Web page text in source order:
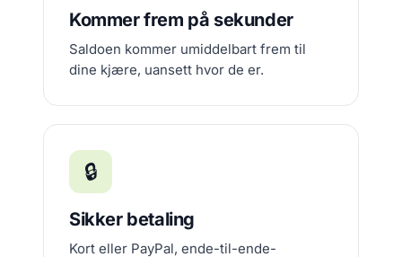
Kommer frem på sekunder
Saldoen kommer umiddelbart frem til
dine kjære, uansett hvor de er.
🔒
Sikker betaling
Kort eller PayPal, ende-til-ende-